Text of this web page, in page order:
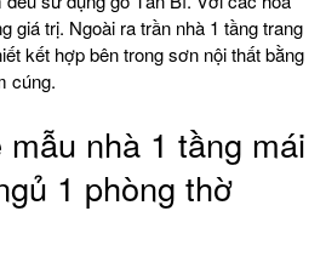
giá trị. Ngoài ra trần nhà 1 tầng trang
kết hợp bên trong sơn nội thất bằng
cúng.
nhà 1 tầng mái
1 phòng thờ